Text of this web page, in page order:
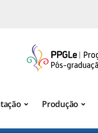
Produção